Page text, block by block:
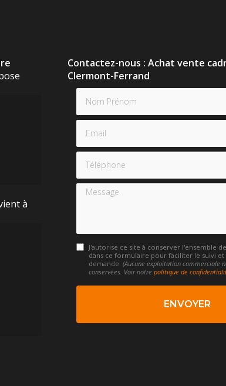
à
Contactez-nous : Achat vente
Clermont-Ferrand
Nom Prénom
Email
Téléphone
Message
J'autorise ce site à conserver l'ensemble
dans ce formulaire pour faciliter le suivi
demande. (Aucune exploitation commerciale
conservées. Voir notre politique de